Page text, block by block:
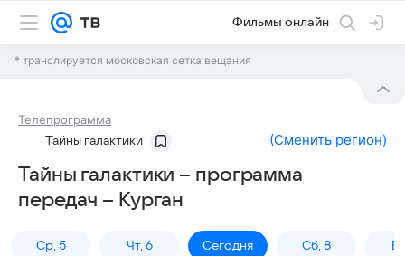
Фильмы онлайн
* транслируется московская сетка вещания
Телепрограмма
Тайны галактики (Сменить регион)
Тайны галактики – программа
передач – Курган
Ср, 5 Чт, 6 Сегодня Сб, 8